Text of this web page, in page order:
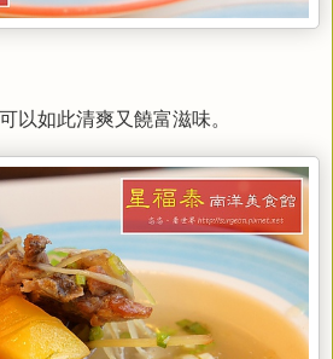
以如此清爽又饒富滋味。